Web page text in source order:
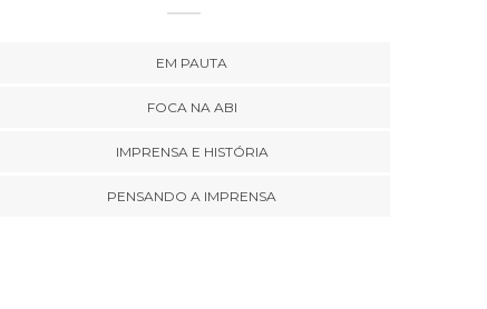
EM PAUTA
FOCA NA ABI
IMPRENSA E HISTÓRIA
PENSANDO A IMPRENSA